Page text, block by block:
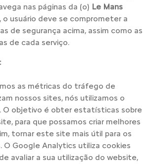
nas páginas da (o) Le Mans
o usuário deve se comprometer a
de segurança acima, assim como as
de cada serviço.
as métricas do tráfego de
nossos sites, nós utilizamos o
O objetivo é obter estatísticas sobre
para que possamos criar melhores
tornar este site mais útil para os
O Google Analytics utiliza cookies
avaliar a sua utilização do website,